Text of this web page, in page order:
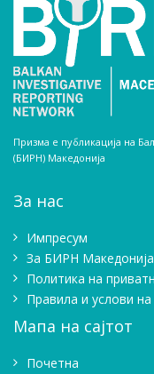
Призма е публикација на
(БИРН) Македонија
За нас
Импресум
Зa БИРН Македонија
Политика на
Правила и услови
Мапа на сајтот
Почетна